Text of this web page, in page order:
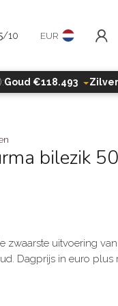
EUR
/10
bilezik
zwaarste uitvoering
Dagprijs in euro plus
Goud €118.493